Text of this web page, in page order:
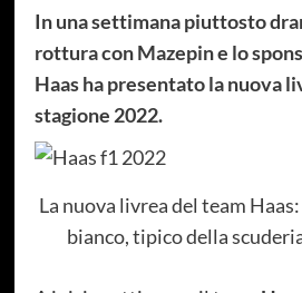
In una settimana piuttosto
rottura con Mazepin e lo
Haas ha presentato la nuova
stagione 2022.
La nuova livrea del team
bianco, tipico della